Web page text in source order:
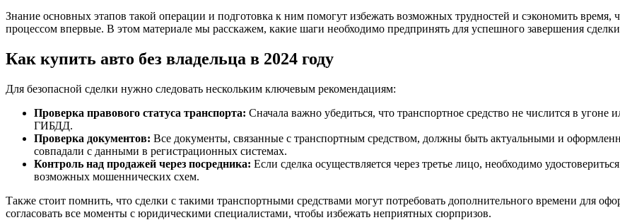
Знание основных этапов такой операции и подготовка к ним помогут избежать возможных трудностей и сэкономить время,
процессом впервые. В этом материале мы расскажем, какие шаги необходимо предпринять для успешного завершения
Как купить авто без владельца в 2024 году
Для безопасной сделки нужно следовать нескольким ключевым рекомендациям:
Проверка правового статуса транспорта: Сначала важно убедиться, что транспортное средство не числится в
ГИБДД.
Проверка документов: Все документы, связанные с транспортным средством, должны быть актуальными и
совпадали с данными в регистрационных системах.
Контроль над продажей через посредника: Если сделка осуществляется через третье лицо, необходимо
возможных мошеннических схем.
Также стоит помнить, что сделки с такими транспортными средствами могут потребовать дополнительного времени для
согласовать все моменты с юридическими специалистами, чтобы избежать неприятных сюрпризов.